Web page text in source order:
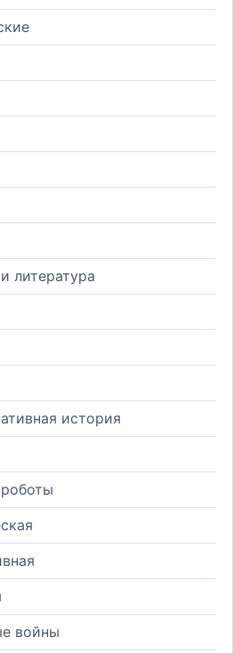
литература
история
войны